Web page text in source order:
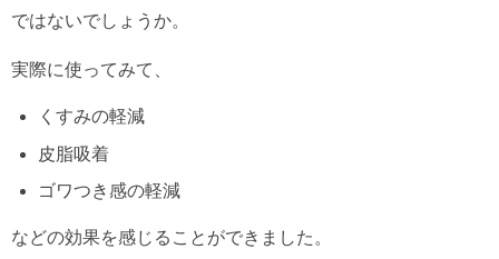
ではないでしょうか。
実際に使ってみて、
くすみの軽減
皮脂吸着
ゴワつき感の軽減
などの効果を感じることができました。